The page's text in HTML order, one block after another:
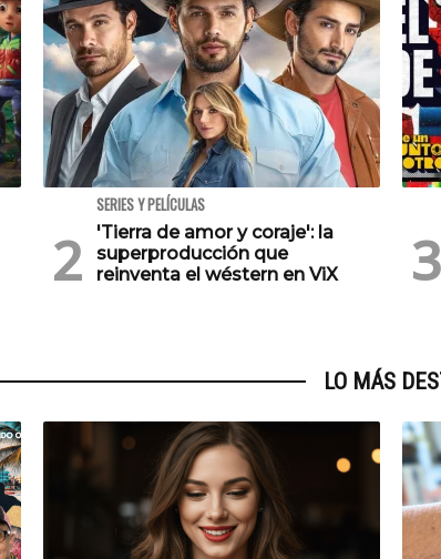
SERIES Y PELÍCULAS
'Tierra de amor y coraje': la
superproducción que
reinventa el wéstern en ViX
LO MÁS